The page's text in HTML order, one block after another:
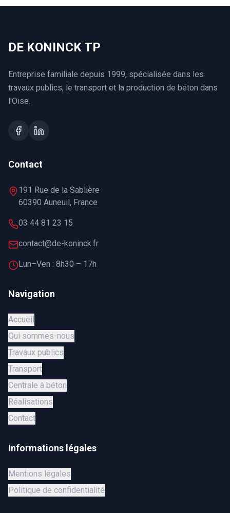
DE KONINCK TP
Entreprise familiale depuis 1999, spécialisée dans les
travaux publics, le transport et la production de béton dans
l'Oise.
Contact
191 Rue de la Sablière
60390 Auneuil, France
03 44 81 23 15
contact@de-koninck.fr
Lun–Ven : 8h30 – 17h
Navigation
Accueil
Qui sommes-nous
Travaux publics
Transport
Centrale à béton
Réalisations
Contact
Informations légales
Mentions légales
Politique de confidentialité